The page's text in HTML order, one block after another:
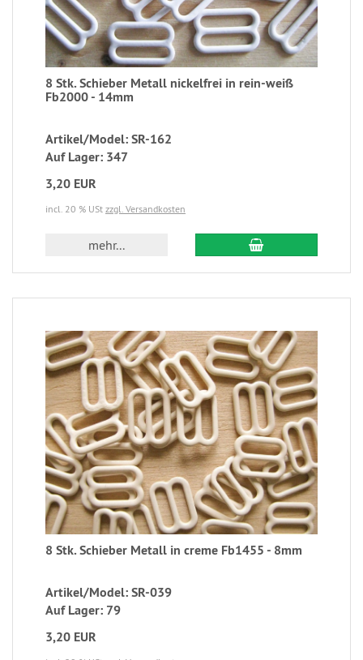
8 Stk. Schieber Metall nickelfrei in rein-weiß
Fb2000 - 14mm
Artikel/Model: SR-162
Auf Lager: 347
3,20 EUR
incl. 20 % USt zzgl. Versandkosten
mehr...
8 Stk. Schieber Metall in creme Fb1455 - 8mm
Artikel/Model: SR-039
Auf Lager: 79
3,20 EUR